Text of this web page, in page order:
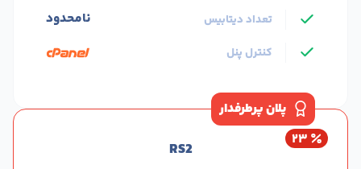
تعداد دیتابیس نامحدود
کنترل پنل
۲۳
پلان پرطرفدار
RS2